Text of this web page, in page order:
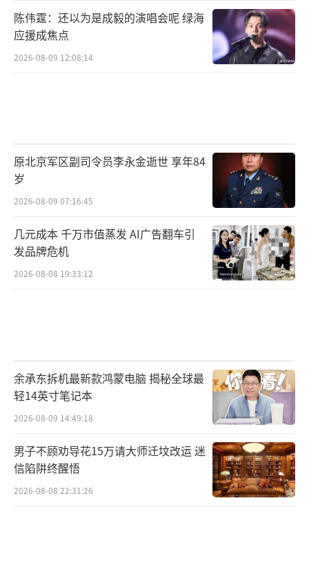
陈伟霆：还以为是成毅的演唱会呢 绿海
应援成焦点
2026-08-09 12:08:14
原北京军区副司令员李永金逝世 享年84
岁
2026-08-09 07:16:45
几元成本 千万市值蒸发 AI广告翻车引
发品牌危机
2026-08-08 19:33:12
余承东拆机最新款鸿蒙电脑 揭秘全球最
轻14英寸笔记本
2026-08-09 14:49:18
男子不顾劝导花15万请大师迁坟改运 迷
信陷阱终醒悟
2026-08-08 22:31:26